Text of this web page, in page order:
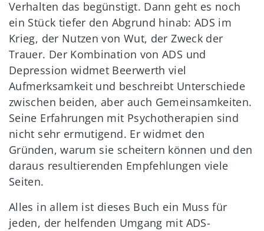
Verhalten das begünstigt. Dann geht es noch
ein Stück tiefer den Abgrund hinab: ADS im
Krieg, der Nutzen von Wut, der Zweck der
Trauer. Der Kombination von ADS und
Depression widmet Beerwerth viel
Aufmerksamkeit und beschreibt Unterschiede
zwischen beiden, aber auch Gemeinsamkeiten.
Seine Erfahrungen mit Psychotherapien sind
nicht sehr ermutigend. Er widmet den
Gründen, warum sie scheitern können und den
daraus resultierenden Empfehlungen viele
Seiten.
Alles in allem ist dieses Buch ein Muss für
jeden, der helfenden Umgang mit ADS-